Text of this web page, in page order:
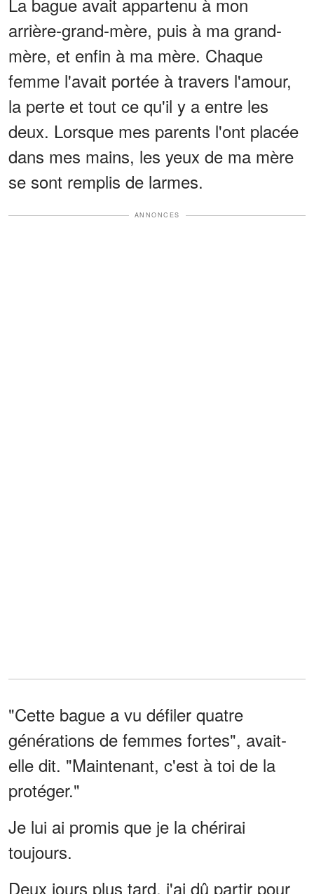
arrière-grand-mère, puis à ma grand-
mère, et enfin à ma mère. Chaque
femme l'avait portée à travers l'amour,
la perte et tout ce qu'il y a entre les
deux. Lorsque mes parents l'ont placée
dans mes mains, les yeux de ma mère
se sont remplis de larmes.
ANNONCES
"Cette bague a vu défiler quatre
générations de femmes fortes", avait-
elle dit. "Maintenant, c'est à toi de la
protéger."
Je lui ai promis que je la chérirai
toujours.
Deux jours plus tard, j'ai dû partir pour